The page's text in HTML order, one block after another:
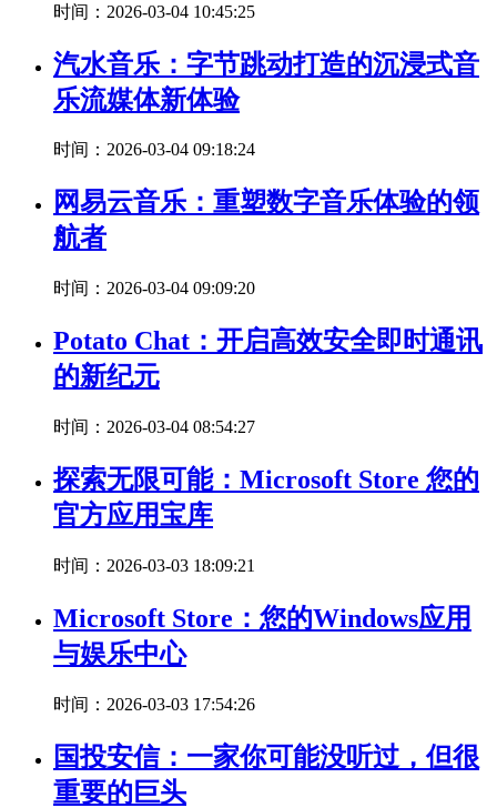
时间：2026-03-04 10:45:25
汽水音乐：字节跳动打造的沉浸式音
乐流媒体新体验
时间：2026-03-04 09:18:24
网易云音乐：重塑数字音乐体验的领
航者
时间：2026-03-04 09:09:20
Potato Chat：开启高效安全即时通讯
的新纪元
时间：2026-03-04 08:54:27
探索无限可能：Microsoft Store 您的
官方应用宝库
时间：2026-03-03 18:09:21
Microsoft Store：您的Windows应用
与娱乐中心
时间：2026-03-03 17:54:26
国投安信：一家你可能没听过，但很
重要的巨头